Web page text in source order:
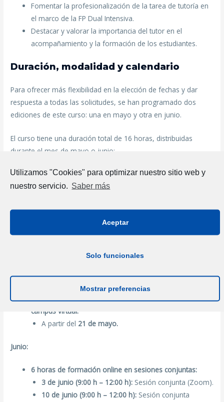
Fomentar la profesionalización de la tarea de tutoría en
el marco de la FP Dual Intensiva.
Destacar y valorar la importancia del tutor en el
acompañamiento y la formación de los estudiantes.
Duración, modalidad y calendario
Para ofrecer más flexibilidad en la elección de fechas y dar
respuesta a todas las solicitudes, se han programado dos
ediciones de este curso: una en mayo y otra en junio.
El curso tiene una duración total de 16 horas, distribuidas
durante el mes de mayo o junio:
Mayo:
5 de mayo (9:00 h – 12:00 h):Sesión conjunta
13 de mayo (9:00 h – 12:00 h):Sesión conjunta
4 horas de formación presencial:
20 de mayo (9:00 h – 13:00 h):Sesión presencial en
la Cámara de Comercio de Mallorca.
6 horas de formación individual online a través del
campus virtual:
A partir del 21 de mayo.
Junio:
6 horas de formación online en sesiones conjuntas:
3 de junio (9:00 h – 12:00 h):Sesión conjunta (Zoom).
10 de junio (9:00 h – 12:00 h):Sesión conjunta
Utilizamos "Cookies" para optimizar nuestro sitio web y
nuestro servicio. Saber más
Aceptar
Solo funcionales
Mostrar preferencias